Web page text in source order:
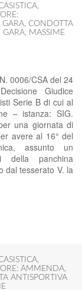
,
GARA, CONDOTTA
GARA, MASSIME
0006/CSA del 24
Giudice
Serie B di cui al
– istanza: SIG.
una giornata di
avere al 16° del
assunto un
della panchina
dal tesserato V. la
,
AMMENDA,
ANTISPORTIVA